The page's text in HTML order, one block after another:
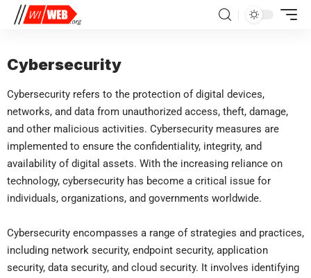
Cybersecurity
Cybersecurity refers to the protection of digital devices,
networks, and data from unauthorized access, theft, damage,
and other malicious activities. Cybersecurity measures are
implemented to ensure the confidentiality, integrity, and
availability of digital assets. With the increasing reliance on
technology, cybersecurity has become a critical issue for
individuals, organizations, and governments worldwide.
Cybersecurity encompasses a range of strategies and practices,
including network security, endpoint security, application
security, data security, and cloud security. It involves identifying